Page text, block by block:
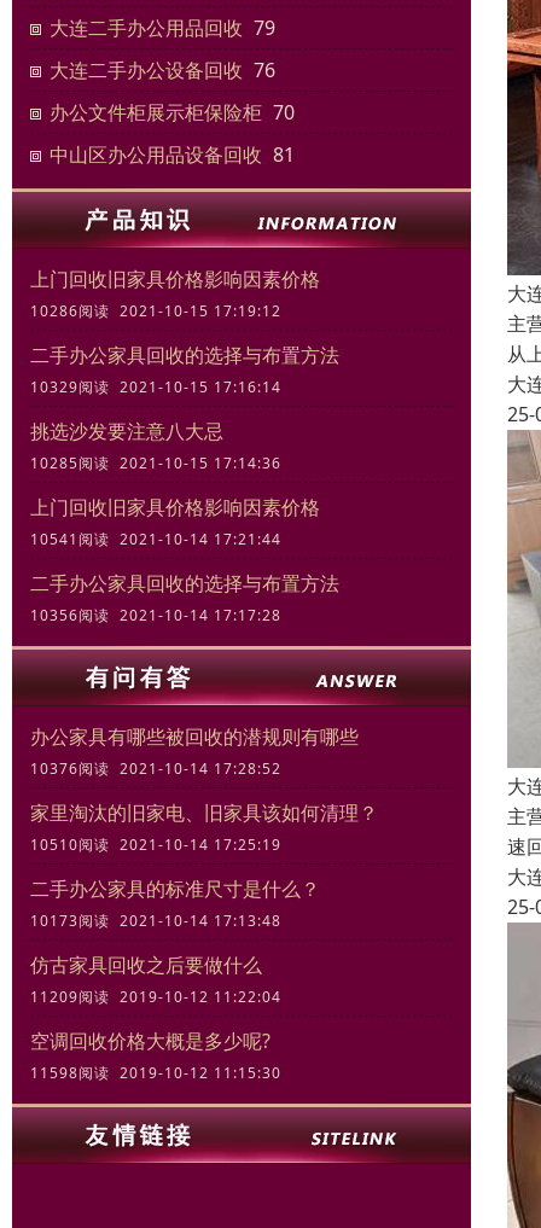
大连二手办公用品回收 79
大连二手办公设备回收 76
办公文件柜展示柜保险柜 70
中山区办公用品设备回收 81
上门回收旧家具价格影响因素价格
10286阅读 2021-10-15 17:19:12
二手办公家具回收的选择与布置方法
10329阅读 2021-10-15 17:16:14
挑选沙发要注意八大忌
10285阅读 2021-10-15 17:14:36
上门回收旧家具价格影响因素价格
10541阅读 2021-10-14 17:21:44
二手办公家具回收的选择与布置方法
10356阅读 2021-10-14 17:17:28
办公家具有哪些被回收的潜规则有哪些
10376阅读 2021-10-14 17:28:52
家里淘汰的旧家电、旧家具该如何清理？
10510阅读 2021-10-14 17:25:19
二手办公家具的标准尺寸是什么？
10173阅读 2021-10-14 17:13:48
仿古家具回收之后要做什么
11209阅读 2019-10-12 11:22:04
空调回收价格大概是多少呢?
11598阅读 2019-10-12 11:15:30
大
主
从
大
25-
大
主
速
大
25-